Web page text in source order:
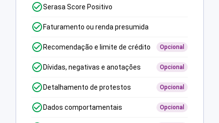
Serasa Score Positivo
Faturamento ou renda presumida
Recomendação e limite de crédito Opcional
Dívidas, negativas e anotações Opcional
Detalhamento de protestos Opcional
Dados comportamentais Opcional